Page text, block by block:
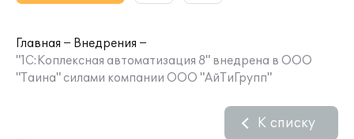
Главная
Внедрения
"1С:Коплексная автоматизация 8" внедрена в ООО
"Таина" силами компании ООО "АйТиГрупп"
К списку